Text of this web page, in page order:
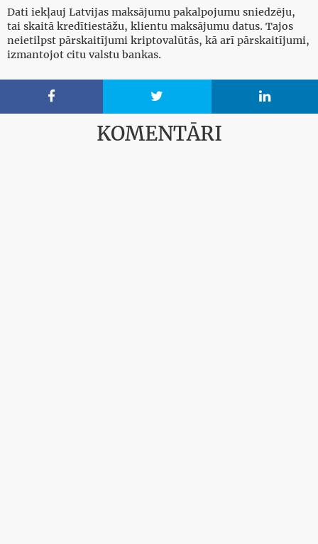
Dati iekļauj Latvijas maksājumu pakalpojumu sniedzēju,
tai skaitā kredītiestāžu, klientu maksājumu datus. Tajos
neietilpst pārskaitījumi kriptovalūtās, kā arī pārskaitījumi,
izmantojot citu valstu bankas.
  
KOMENTĀRI